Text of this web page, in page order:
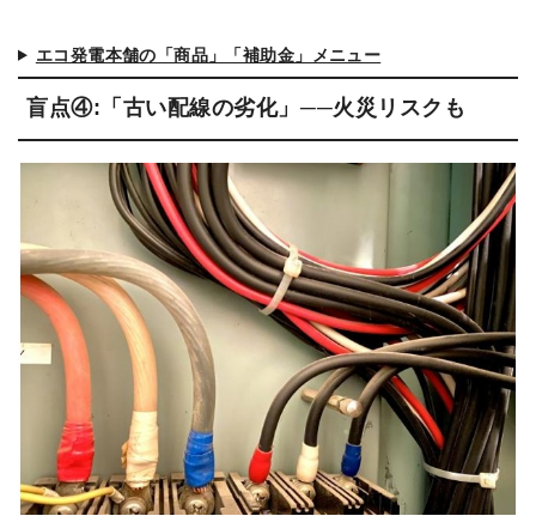
エコ発電本舗の「商品」「補助金」メニュー
盲点④:「古い配線の劣化」──火災リスクも